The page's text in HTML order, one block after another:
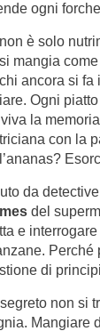
ogni
è solo
mangia
chi ancora si
Ogni
la
con la
da
del
e
Perché
di
non si
Mangiare